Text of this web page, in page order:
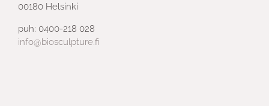
00180 Helsinki
puh: 0400-218 028
info@biosculpture.fi